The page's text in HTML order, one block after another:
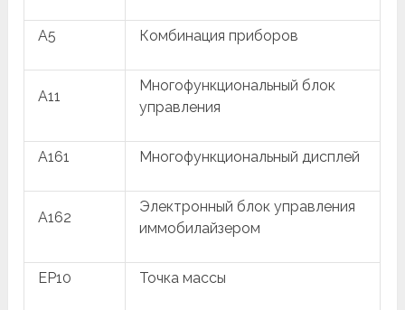
A5 Комбинация приборов
A11
Многофункциональный блок
управления
A161 Многофункциональный дисплей
A162
Электронный блок управления
иммобилайзером
EP10 Точка массы